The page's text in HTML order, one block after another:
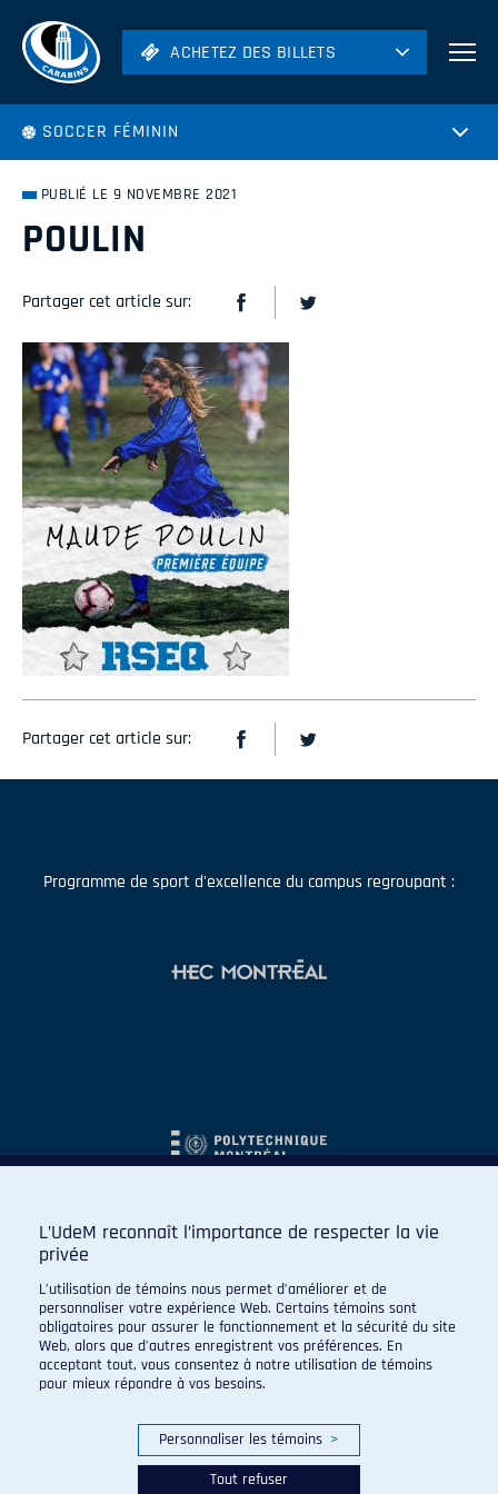
ACHETEZ DES BILLETS
Hockey
ACHETEZ DES BILLETS
SOCCER FÉMININ
PUBLIÉ LE 9 NOVEMBRE 2021
POULIN
Partager cet article sur:
Partager cet article sur:
Programme de sport d'excellence du campus regroupant :
L’UdeM reconnaît l’importance de respecter la vie
privée
L’utilisation de témoins nous permet d’améliorer et de
personnaliser votre expérience Web. Certains témoins sont
obligatoires pour assurer le fonctionnement et la sécurité du site
Web, alors que d’autres enregistrent vos préférences. En
acceptant tout, vous consentez à notre utilisation de témoins
pour mieux répondre à vos besoins.
Personnaliser les témoins >
Tout refuser